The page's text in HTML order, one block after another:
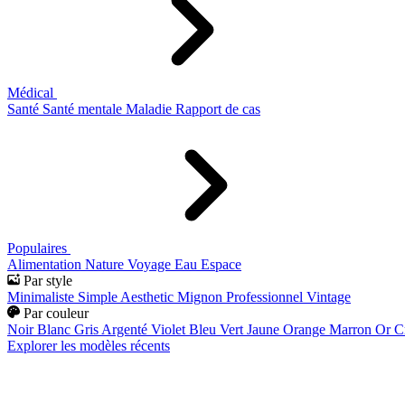
Médical
Santé Santé mentale Maladie Rapport de cas
Populaires
Alimentation Nature Voyage Eau Espace
Par style
Minimaliste Simple Aesthetic Mignon Professionnel Vintage
Par couleur
Noir Blanc Gris Argenté Violet Bleu Vert Jaune Orange Marron Or
Explorer les modèles récents